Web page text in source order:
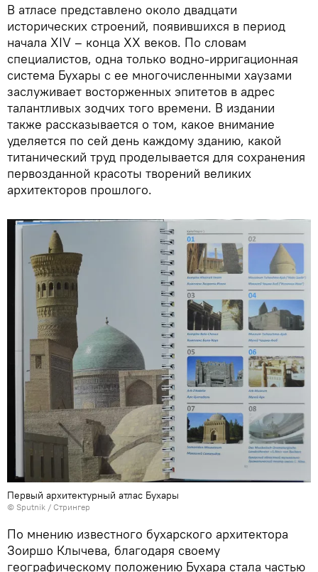
В атласе представлено около двадцати
исторических строений, появившихся в период
начала XIV – конца XX веков. По словам
специалистов, одна только водно-ирригационная
система Бухары с ее многочисленными хаузами
заслуживает восторженных эпитетов в адрес
талантливых зодчих того времени. В издании
также рассказывается о том, какое внимание
уделяется по сей день каждому зданию, какой
титанический труд проделывается для сохранения
первозданной красоты творений великих
архитекторов прошлого.
Первый архитектурный атлас Бухары
© Sputnik / Стрингер
По мнению известного бухарского архитектора
Зоиршо Клычева, благодаря своему
географическому положению Бухара стала частью